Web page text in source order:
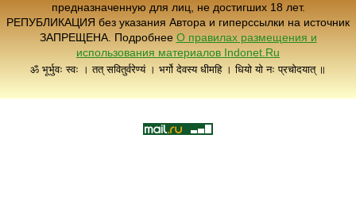
предназначенную для лиц, не достигших 18 лет.
РЕПУБЛИКАЦИЯ без указания Автора и гиперссылки на источник
ЗАПРЕЩЕНА. Подробнее О правилах размещения и
использования материалов Indonet.Ru
ॐ भूर्भुवः स्वः । तत् सवितुर्वरेण्यं । भर्गो देवस्य धीमहि । धियो यो नः प्रचोदयात् ॥